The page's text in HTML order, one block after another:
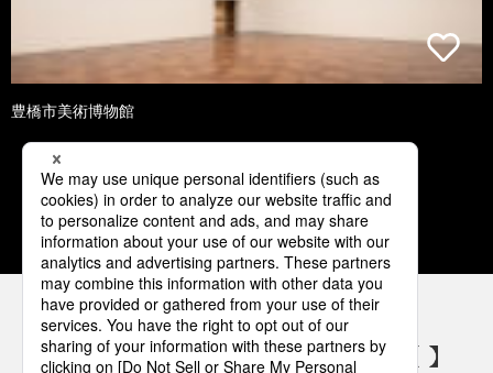
豊橋市美術博物館
1 2 3 4 5
パナソニックの電気設備 SNSアカウント